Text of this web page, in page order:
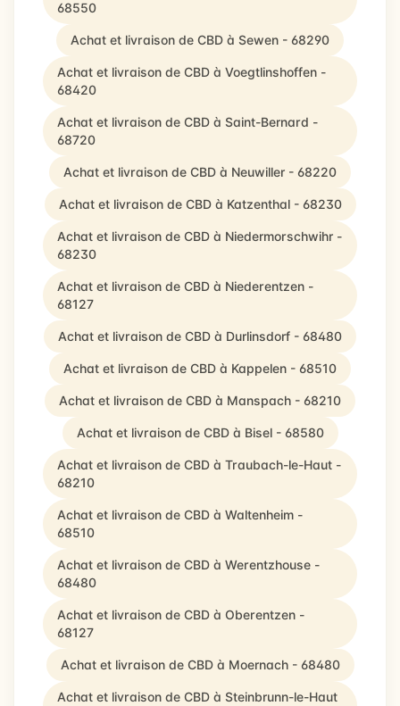
68550
Achat et livraison de CBD à Sewen - 68290
Achat et livraison de CBD à Voegtlinshoffen -
68420
Achat et livraison de CBD à Saint-Bernard -
68720
Achat et livraison de CBD à Neuwiller - 68220
Achat et livraison de CBD à Katzenthal - 68230
Achat et livraison de CBD à Niedermorschwihr -
68230
Achat et livraison de CBD à Niederentzen -
68127
Achat et livraison de CBD à Durlinsdorf - 68480
Achat et livraison de CBD à Kappelen - 68510
Achat et livraison de CBD à Manspach - 68210
Achat et livraison de CBD à Bisel - 68580
Achat et livraison de CBD à Traubach-le-Haut -
68210
Achat et livraison de CBD à Waltenheim -
68510
Achat et livraison de CBD à Werentzhouse -
68480
Achat et livraison de CBD à Oberentzen -
68127
Achat et livraison de CBD à Moernach - 68480
Achat et livraison de CBD à Steinbrunn-le-Haut